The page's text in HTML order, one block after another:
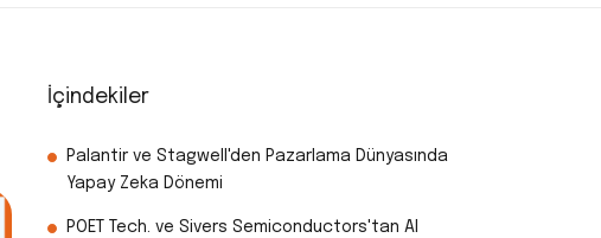
İçindekiler
Palantir ve Stagwell'den Pazarlama Dünyasında
Yapay Zeka Dönemi
POET Tech. ve Sivers Semiconductors'tan AI